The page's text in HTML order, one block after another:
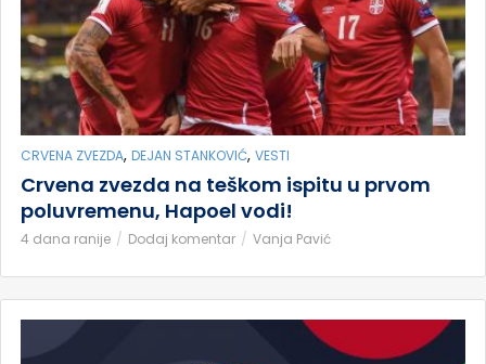
CRVENA ZVEZDA, DEJAN STANKOVIĆ, VESTI
Crvena zvezda na teškom ispitu u prvom
poluvremenu, Hapoel vodi!
4 dana ranije Dodaj komentar Vanja Pavić